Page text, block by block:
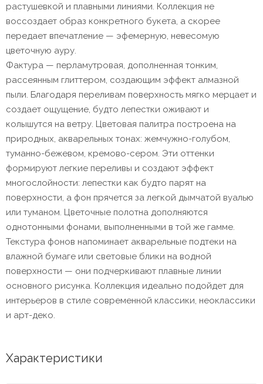
растушевкой и плавными линиями. Коллекция не
воссоздает образ конкретного букета, а скорее
передает впечатление — эфемерную, невесомую
цветочную ауру.
Фактура — перламутровая, дополненная тонким,
рассеянным глиттером, создающим эффект алмазной
пыли. Благодаря переливам поверхность мягко мерцает и
создает ощущение, будто лепестки оживают и
колышутся на ветру. Цветовая палитра построена на
природных, акварельных тонах: жемчужно-голубом,
туманно-бежевом, кремово-сером. Эти оттенки
формируют легкие переливы и создают эффект
многослойности: лепестки как будто парят на
поверхности, а фон прячется за легкой дымчатой вуалью
или туманом. Цветочные полотна дополняются
однотонными фонами, выполненными в той же гамме.
Текстура фонов напоминает акварельные подтеки на
влажной бумаге или световые блики на водной
поверхности — они подчеркивают плавные линии
основного рисунка. Коллекция идеально подойдет для
интерьеров в стиле современной классики, неоклассики
и арт-деко.
Характеристики